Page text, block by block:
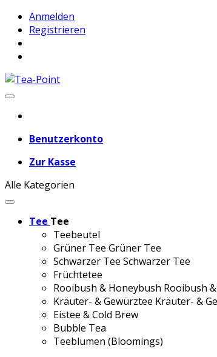
Anmelden
Registrieren
Benutzerkonto
Zur Kasse
Alle Kategorien
Tee Tee
Teebeutel
Grüner Tee Grüner Tee
Schwarzer Tee Schwarzer Tee
Früchtetee
Rooibush & Honeybush Rooibush
Kräuter- & Gewürztee Kräuter- &
Eistee & Cold Brew
Bubble Tea
Teeblumen (Bloomings)